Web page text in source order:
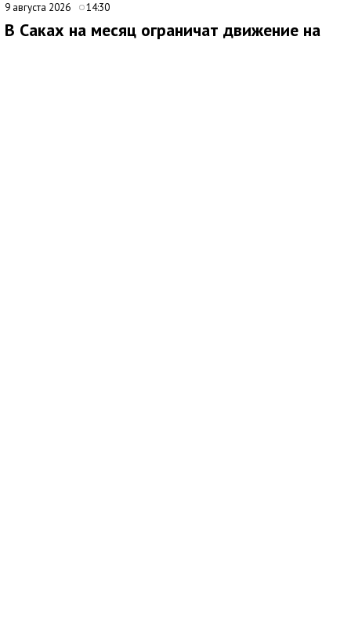
9 августа 2026 14:30
В Саках на месяц ограничат движение на